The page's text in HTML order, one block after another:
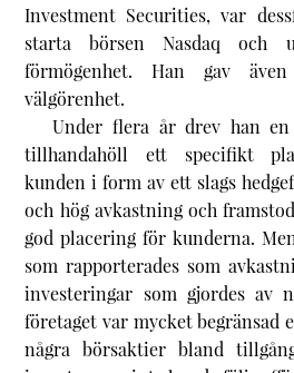
Investment Securities, var
starta börsen Nasdaq och
förmögenhet. Han gav
välgörenhet.
Under flera år drev han en
tillhandahöll ett specifikt
kunden i form av ett slags
och hög avkastning och
god placering för kunderna.
som rapporterades som
investeringar som gjordes av
företaget var mycket begränsad
några börsaktier bland